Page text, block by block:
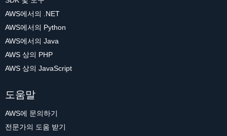
AWS에서의 .NET
AWS에서의 Python
AWS에서의 Java
AWS 상의 PHP
AWS 상의 JavaScript
도움말
AWS에 문의하기
전문가의 도움 받기